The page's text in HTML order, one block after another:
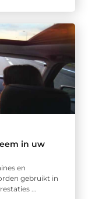
in uw
en
gebruikt in
...